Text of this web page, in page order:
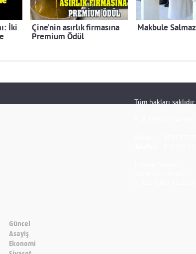
İki
Çine’nin asırlık firmasına
Premium Ödül
Makbule
Tüm hakları
Güncel
Asayiş
Ekonomi